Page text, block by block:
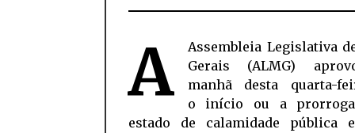
A
Assembleia Legislativa
Gerais (ALMG)
manhã desta quarta-
o início ou a
estado de calamidade pública